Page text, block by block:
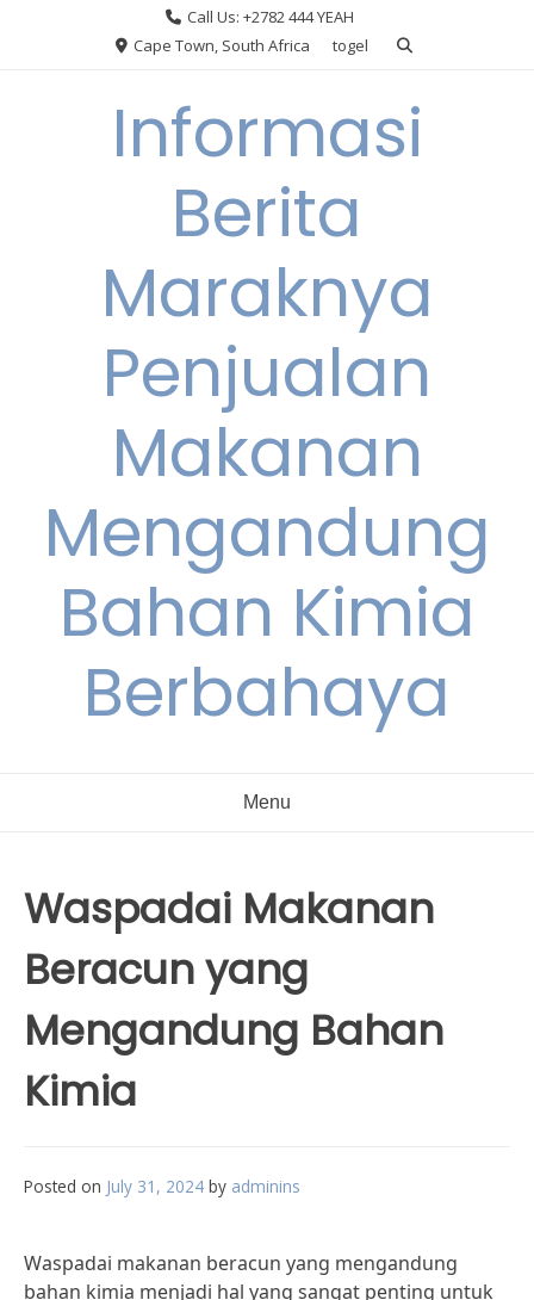
Call Us: +2782 444 YEAH
Cape Town, South Africa
togel
Informasi
Berita
Maraknya
Penjualan
Makanan
Mengandung
Bahan Kimia
Berbahaya
Menu
Waspadai Makanan
Beracun yang
Mengandung Bahan
Kimia
Posted on July 31, 2024 by adminins
Waspadai makanan beracun yang mengandung
bahan kimia menjadi hal yang sangat penting untuk